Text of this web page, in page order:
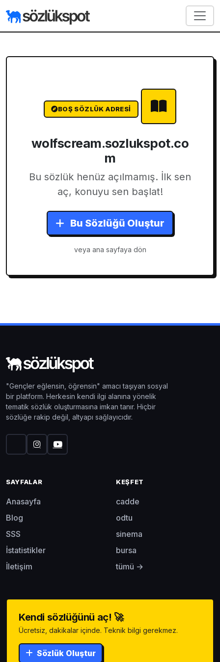
BOŞ SÖZLÜK ADRESI
wolfscream.sozlukspot.co
m
Bu sözlük henüz açılmamış. İlk sen
aç, konuyu sen başlat!
Bu Sözlüğü Oluştur
veya ana sayfaya dön
"Gençler eğlensin, öğrensin" amacı taşıyan sosyal
bir platform. Herkesin kendi ilgi alanına yönelik
tematik sözlük oluşturmasına imkan tanır. Hiçbir
sözlüğe rakip değil, altyapı sağlayıcıdır.
SAYFALAR
Anasayfa
Blog
SSS
İstatistikler
İletişim
KEŞFET
cadde
odtu
sinema
bursa
tümü →
Kendi sözlüğünü aç! 🚀
Ücretsiz, dakikalar içinde. Teknik bilgi gerekmez.
Sözlük Oluştur